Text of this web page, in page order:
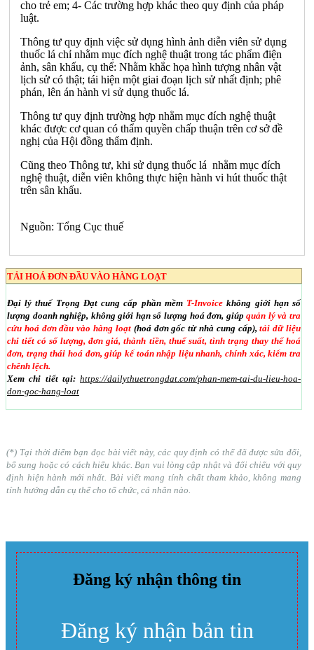
cho trẻ em; 4- Các trường hợp khác theo quy định của pháp
luật.
Thông tư quy định việc sử dụng hình ảnh diễn viên sử dụng
thuốc lá chỉ nhằm mục đích nghệ thuật trong tác phẩm điện
ảnh, sân khấu, cụ thể: Nhằm khắc họa hình tượng nhân vật
lịch sử có thật; tái hiện một giai đoạn lịch sử nhất định; phê
phán, lên án hành vi sử dụng thuốc lá.
Thông tư quy định trường hợp nhằm mục đích nghệ thuật
khác được cơ quan có thẩm quyền chấp thuận trên cơ sở đề
nghị của Hội đồng thẩm định.
Cũng theo Thông tư, khi sử dụng thuốc lá nhằm mục đích
nghệ thuật, diễn viên không thực hiện hành vi hút thuốc thật
trên sân khấu.
Nguồn: Tổng Cục thuế
TẢI HOÁ ĐƠN ĐẦU VÀO HÀNG LOẠT
Đại lý thuế Trọng Đạt cung cấp phần mềm T-Invoice không giới hạn số
lượng doanh nghiệp, không giới hạn số lượng hoá đơn, giúpquản lý và tra
cứu hoá đơn đầu vào hàng loạt(hoá đơn gốc từ nhà cung cấp),tải dữ liệu
chi tiết có số lượng, đơn giá, thành tiền, thuế suất, tình trạng thay thế hoá
đơn, trạng thái hoá đơn, giúp kế toán nhập liệu nhanh, chính xác, kiểm tra
chênh lệch.
Xem chi tiết tại: https://dailythuetrongdat.com/phan-mem-tai-du-lieu-hoa-
don-goc-hang-loat
(*) Tại thời điểm bạn đọc bài viết này, các quy định có thể đã được sửa đổi,
bổ sung hoặc có cách hiểu khác. Bạn vui lòng cập nhật và đối chiếu với quy
định hiện hành mới nhất. Bài viết mang tính chất tham khảo, không mang
tính hướng dẫn cụ thể cho tổ chức, cá nhân nào.
Đăng ký nhận thông tin
Đăng ký nhận bản tin